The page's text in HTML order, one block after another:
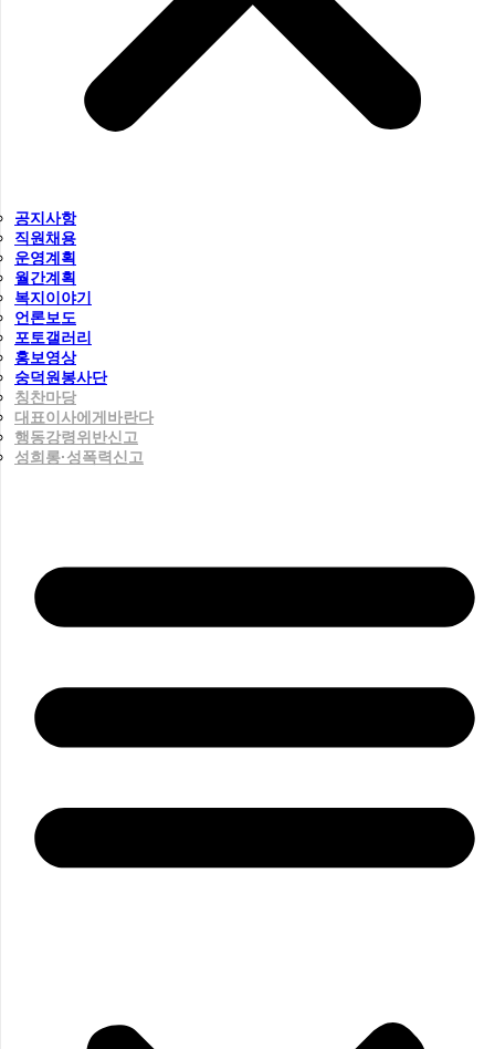
공지사항
직원채용
운영계획
월간계획
복지이야기
언론보도
포토갤러리
홍보영상
숭덕원봉사단
칭찬마당
대표이사에게바란다
행동강령위반신고
성희롱·성폭력신고